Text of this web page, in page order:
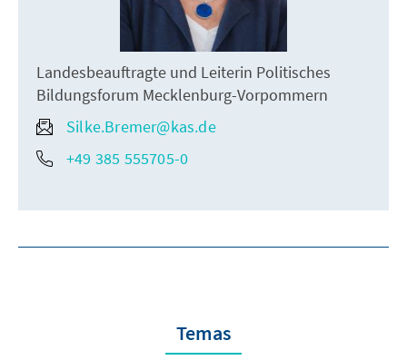
Landesbeauftragte und Leiterin Politisches
Bildungsforum Mecklenburg-Vorpommern
Silke.Bremer@kas.de
+49 385 555705-0
Temas